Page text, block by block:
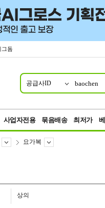
그돔
공급사ID
사업자전용 묶음배송 최저가
요가복
상의